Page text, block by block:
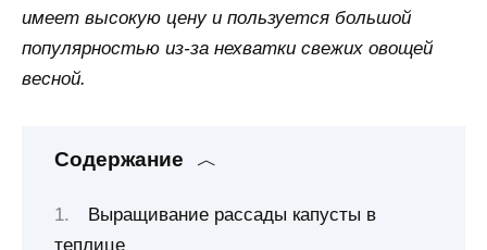
имеет высокую цену и пользуется большой
популярностью из-за нехватки свежих овощей
весной.
Содержание
Выращивание рассады капусты в
теплице